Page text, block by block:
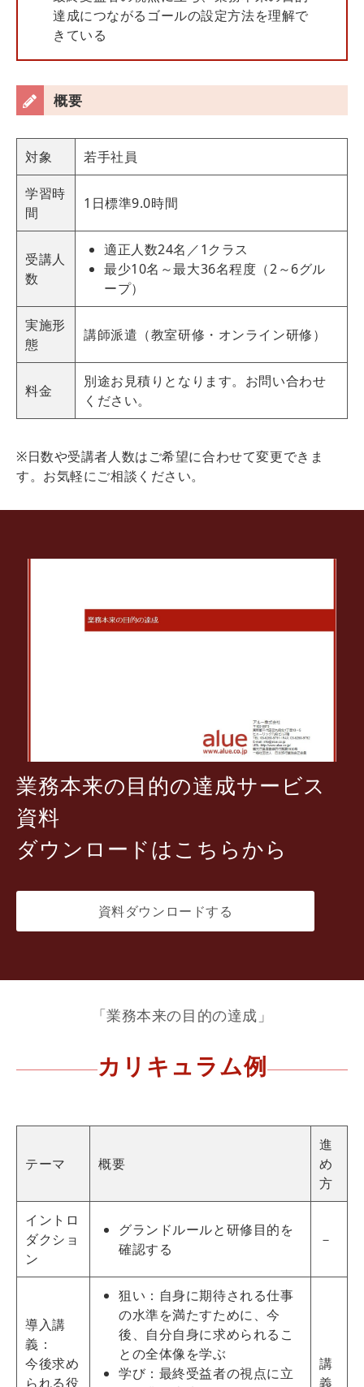
達成につながるゴールの設定方法を理解で
きている
概要
対象 若手社員
学習時
間
1日標準9.0時間
受講人
数
適正人数24名／1クラス
最少10名～最大36名程度（2～6グル
ープ）
実施形
態
講師派遣（教室研修・オンライン研修）
料金
別途お見積りとなります。お問い合わせ
ください。
※日数や受講者人数はご希望に合わせて変更できま
す。お気軽にご相談ください。
業務本来の目的の達成サービス
資料
ダウンロードはこちらから
資料ダウンロードする
「業務本来の目的の達成」
カリキュラム例
テーマ 概要
進
め
方
イントロ
ダクショ
ン
グランドルールと研修目的を
確認する
－
導入講
義：
今後求め
られる役
狙い：自身に期待される仕事
の水準を満たすために、今
後、自分自身に求められるこ
との全体像を学ぶ
学び：最終受益者の視点に立
講
義